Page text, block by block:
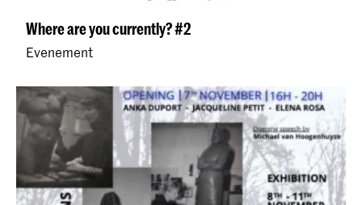
Where are you currently? #2
Evenement